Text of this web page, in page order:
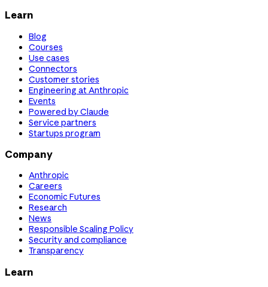
Learn
Blog
Courses
Use cases
Connectors
Customer stories
Engineering at Anthropic
Events
Powered by Claude
Service partners
Startups program
Company
Anthropic
Careers
Economic Futures
Research
News
Responsible Scaling Policy
Security and compliance
Transparency
Learn